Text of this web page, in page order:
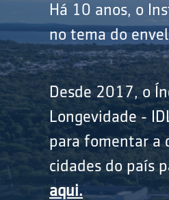
Há 10 anos, o
no tema do
Desde 2017, o
Longevidade -
para fomentar a
cidades do país
aqui.